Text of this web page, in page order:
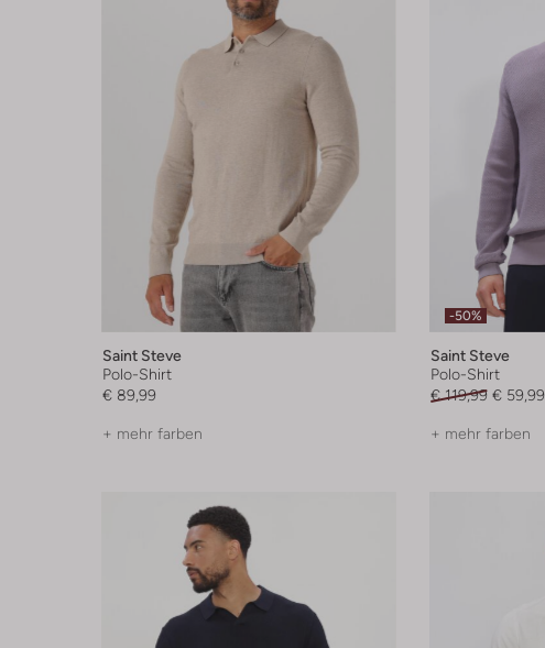
Saint Steve
Polo-Shirt
€ 89,99
+ mehr farben
-50%
Saint Steve
Polo-Shirt
€ 119,99 € 59,99
+ mehr farben